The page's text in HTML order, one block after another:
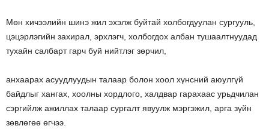
Мөн хичээлийн шинэ жил эхэлж буйтай холбогдуулан сургууль,
цэцэрлэгийн захирал, эрхлэгч, холбогдох албан тушаалтнуудад
тухайн салбарт гарч буй нийтлэг зөрчил,
анхаарах асуудлуудын талаар болон хоол хүнсний аюулгүй
байдлыг хангах, хоолны хордлого, халдвар гарахаас урьдчилан
сэргийлж ажиллах талаар сургалт явуулж мэргэжил, арга зүйн
зөвлөгөө өгчээ.